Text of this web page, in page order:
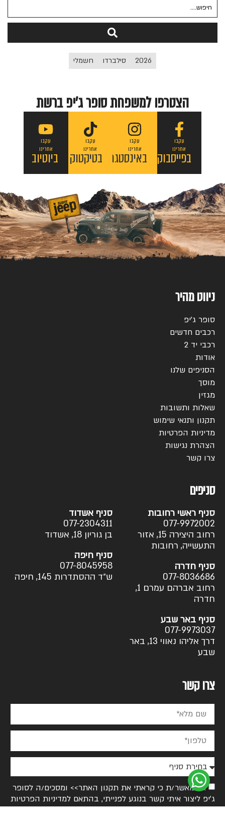
2026 סילברדו חשמלי
הצטרפו למשפחת סופר ג'יפ ברשת
עקבו
אחרינו
בפייסבוק
עקבו
אחרינו
באינסטגרם
עקבו
אחרינו
ביוטיוב
עקבו
אחרינו
בטיקטוק
ניווט מהיר
סופר ג’יפ
רכבים חדשים
רכבי יד 2
אודות
הסניפים שלנו
מוסך
מגזין
שאלות ותשובות
תקנון ותנאי שימוש
מדיניות הפרטיות
הצהרת נגישות
צרו קשר
סניפים
סניף ראשי רחובות
077-9972002
רחוב היצירה 15, אזור
התעשייה, רחובות
סניף חדרה
077-8036686
רחוב אברהם עמרם 1,
חדרה
סניף באר שבע
077-9973037
דרך אליהו נאווי 13, באר
שבע
סניף אשדוד
077-2304311
בן גוריון 18, אשדוד
סניף חיפה
077-8045958
ש״ד ההסתדרות 145, חיפה
צרו קשר
אני מאשר/ת כי קראתי את תקנון האתר>> ומסכים/ה לסופר
ג׳יפ ליצור איתי קשר בנוגע לפנייתי, בהתאם למדיניות הפרטיות
>>